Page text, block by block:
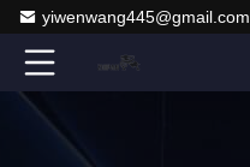
yiwenwang445@gmail.com